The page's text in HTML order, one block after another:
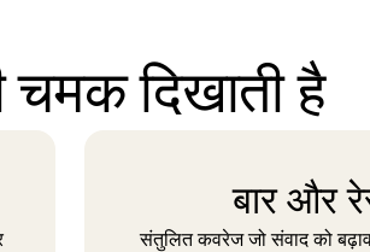
चमक दिखाती है
बार और
संतुलित कवरेज जो संवाद को